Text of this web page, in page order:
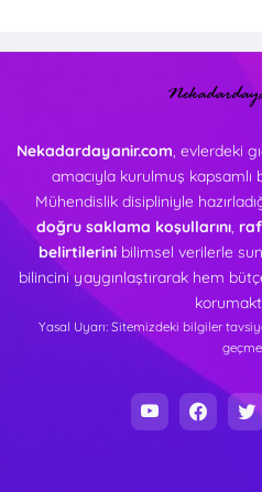
Nekadardayanir.com, evlerdeki
amacıyla kurulmuş
Mühendislik disipliniyle
doğru saklama koşullarını,
belirtilerinibilimsel verilerle
bilincini yaygınlaştırarak hem
Yasal Uyarı: Sitemizdeki bilgiler